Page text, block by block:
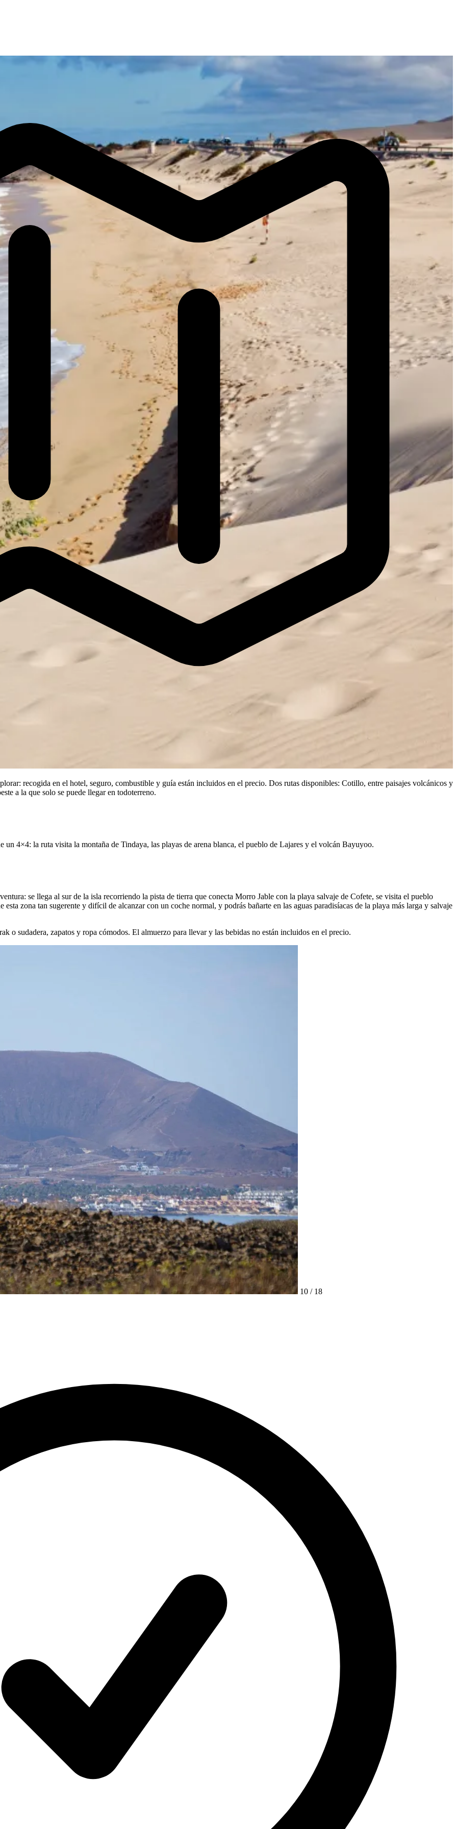
recogida en el hotel, seguro, combustible y guía están incluidos en el precio. Dos rutas disponibles: Cotillo, entre paisajes volcánicos y
a la que solo se puede llegar en todoterreno.
4×4: la ruta visita la montaña de Tindaya, las playas de arena blanca, el pueblo de Lajares y el volcán Bayuyoo.
se llega al sur de la isla recorriendo la pista de tierra que conecta Morro Jable con la playa salvaje de Cofete, se visita el pueblo
zona tan sugerente y difícil de alcanzar con un coche normal, y podrás bañarte en las aguas paradisíacas de la playa más larga y salvaje
o sudadera, zapatos y ropa cómodos. El almuerzo para llevar y las bebidas no están incluidos en el precio.
10 / 18